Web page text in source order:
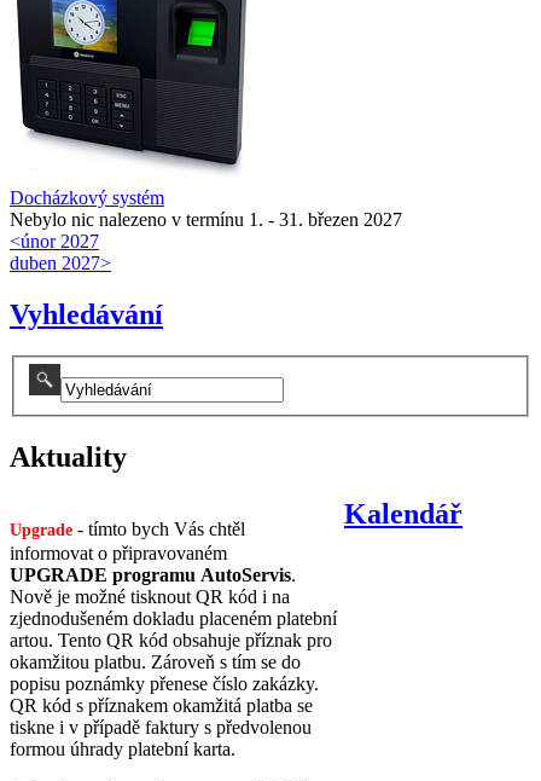
Docházkový systém
Nebylo nic nalezeno v termínu 1. - 31. březen 2027
<únor 2027
duben 2027>
Vyhledávání
Aktuality
Upgrade - tímto bych Vás chtěl
informovat o připravovaném
UPGRADE programu AutoServis.
Nově je možné tisknout QR kód i na
zjednodušeném dokladu placeném platební
artou. Tento QR kód obsahuje příznak pro
okamžitou platbu. Zároveň s tím se do
popisu poznámky přenese číslo zakázky.
QR kód s příznakem okamžitá platba se
tiskne i v případě faktury s předvolenou
formou úhrady platební karta.
Kalendář